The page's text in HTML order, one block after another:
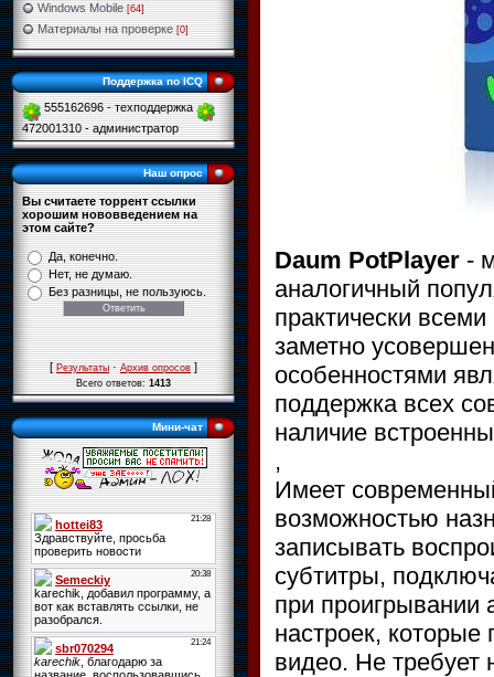
Windows Mobile [64]
Материалы на проверке [0]
Поддержка по ICQ
555162696 - техподдержка
472001310 - администратор
Наш опрос
Вы считаете торрент ссылки
хорошим нововведением на
этом сайте?
Да, конечно.
Нет, не думаю.
Без разницы, не пользуюсь.
[Результаты·Архив опросов]
Всего ответов:1413
Мини-чат
Daum PotPlayer -
аналогичный
практически
заметно
особенностями
поддержка всех
наличие
,
Имеет
возможностью
записывать
субтитры,
при
настроек, которые
видео. Не требует